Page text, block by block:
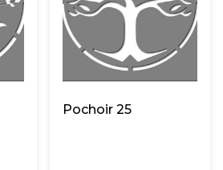
Pochoir 25